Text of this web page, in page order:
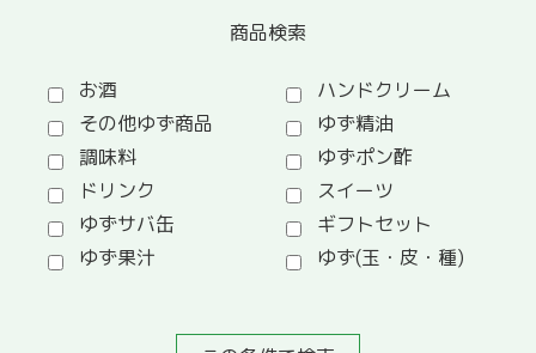
商品検索
お酒
ハンドクリーム
その他ゆず商品
ゆず精油
調味料
ゆずポン酢
ドリンク
スイーツ
ゆずサバ缶
ギフトセット
ゆず果汁
ゆず(玉・皮・種)